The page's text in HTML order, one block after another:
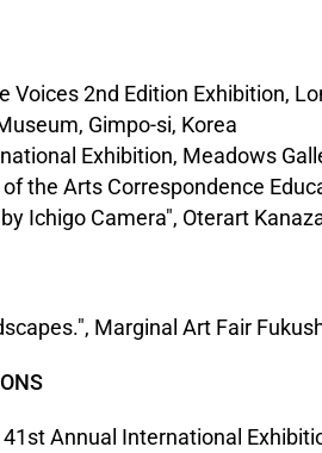
Voices 2nd Edition Exhibition,
Gimpo-si, Korea
Exhibition, Meadows
the Arts Correspondence
Ichigo Camera", Oterart
Marginal Art Fair
Annual International